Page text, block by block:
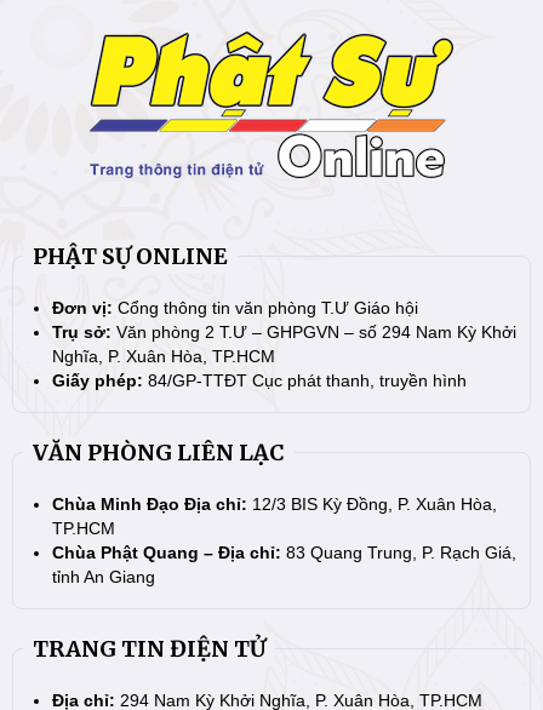
PHẬT SỰ ONLINE
Đơn vị: Cổng thông tin văn phòng T.Ư Giáo hội
Trụ sở: Văn phòng 2 T.Ư – GHPGVN – số 294 Nam Kỳ Khởi
Nghĩa, P. Xuân Hòa, TP.HCM
Giấy phép: 84/GP-TTĐT Cục phát thanh, truyền hình
VĂN PHÒNG LIÊN LẠC
Chùa Minh Đạo Địa chỉ: 12/3 BIS Kỳ Đồng, P. Xuân Hòa,
TP.HCM
Chùa Phật Quang – Địa chỉ: 83 Quang Trung, P. Rạch Giá,
tỉnh An Giang
TRANG TIN ĐIỆN TỬ
Địa chỉ: 294 Nam Kỳ Khởi Nghĩa, P. Xuân Hòa, TP.HCM